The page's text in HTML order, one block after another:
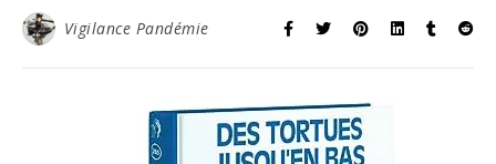
Vigilance Pandémie